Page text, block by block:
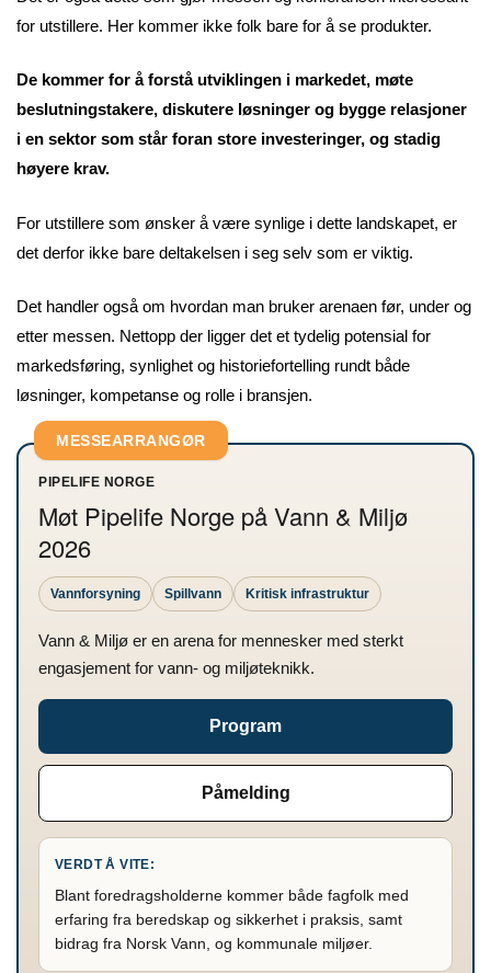
for utstillere. Her kommer ikke folk bare for å se produkter.
De kommer for å forstå utviklingen i markedet, møte
beslutningstakere, diskutere løsninger og bygge relasjoner
i en sektor som står foran store investeringer, og stadig
høyere krav.
For utstillere som ønsker å være synlige i dette landskapet, er
det derfor ikke bare deltakelsen i seg selv som er viktig.
Det handler også om hvordan man bruker arenaen før, under og
etter messen. Nettopp der ligger det et tydelig potensial for
markedsføring, synlighet og historiefortelling rundt både
løsninger, kompetanse og rolle i bransjen.
MESSEARRANGØR
PIPELIFE NORGE
Møt Pipelife Norge på Vann & Miljø
2026
Vannforsyning Spillvann Kritisk infrastruktur
Vann & Miljø er en arena for mennesker med sterkt
engasjement for vann- og miljøteknikk.
Program
Påmelding
VERDT Å VITE:
Blant foredragsholderne kommer både fagfolk med
erfaring fra beredskap og sikkerhet i praksis, samt
bidrag fra Norsk Vann, og kommunale miljøer.